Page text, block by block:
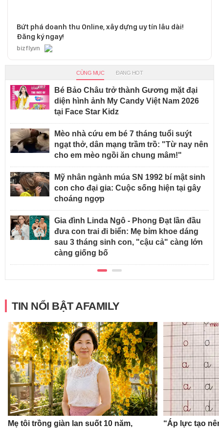
Bứt phá doanh thu Online, xây dựng uy tín lâu dài!
Đăng ký ngay!
bizfly.vn
CÙNG MỤC ĐANG HOT
Bé Bảo Châu trở thành Gương mặt đại
diện hình ảnh My Candy Việt Nam 2026
tại Face Star Kidz
Mèo nhà cứu em bé 7 tháng tuổi suýt
ngạt thở, dân mạng trầm trồ: "Từ nay nên
cho em mèo ngồi ăn chung mâm!"
Mỹ nhân ngành múa SN 1992 bí mật sinh
con cho đại gia: Cuộc sống hiện tại gây
choáng ngợp
Gia đình Linda Ngô - Phong Đạt lần đầu
đưa con trai đi biển: Mẹ bỉm khoe dáng
sau 3 tháng sinh con, "cậu cả" càng lớn
càng giống bố
TIN NỔI BẬT AFAMILY
Mẹ tôi trồng giàn lan suốt 10 năm,
“Áp lực tạo